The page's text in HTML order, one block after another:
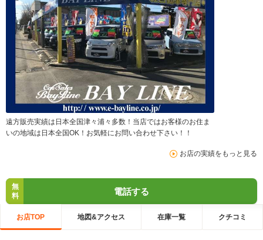
遠方販売実績は日本全国津々浦々多数！当店ではお客様のお住ま
いの地域は日本全国OK！お気軽にお問い合わせ下さい！！
お店の実績をもっと見る
無
料
電話する
お店TOP 地図&アクセス 在庫一覧 クチコミ